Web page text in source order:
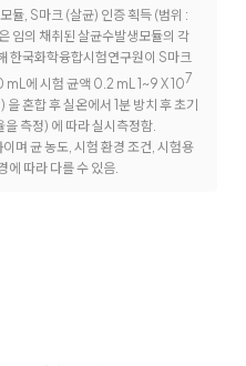
듈, S마크 (살균) 인증 획득 (범위 :
임의 채취된 살균수발생모듈의 각
한국화학융합시험연구원이 S마크
에 시험 균액 0.2 mL 1~9 X 107
합 후 실온에서 1분 방치 후 초기
측정) 에 따라 실시 측정함.
며 균 농도, 시험 환경 조건, 시험용
에 따라 다를 수 있음.